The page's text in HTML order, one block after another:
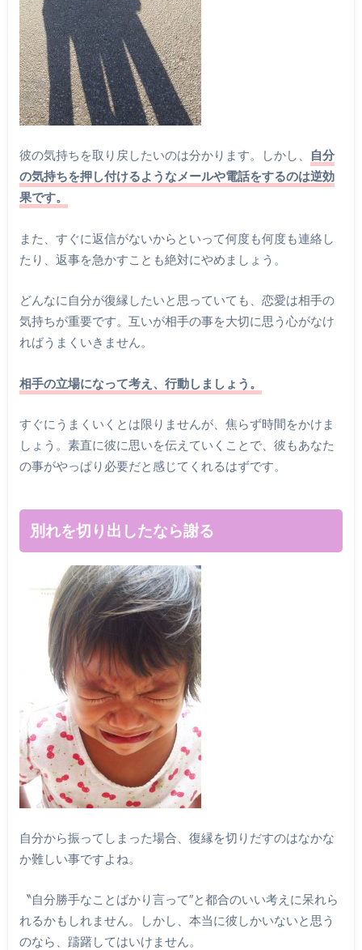
彼の気持ちを取り戻したいのは分かります。しかし、
自分
の気持ちを押し付けるようなメールや電話をするのは逆効
果です。
また、すぐに返信がないからといって何度も何度も連絡し
たり、返事を急かすことも絶対にやめましょう。
どんなに自分が復縁したいと思っていても、恋愛は相手の
気持ちが重要です。互いが相手の事を大切に思う心がなけ
ればうまくいきません。
相手の立場になって考え、行動しましょう。
すぐにうまくいくとは限りませんが、焦らず時間をかけま
しょう。素直に彼に思いを伝えていくことで、彼もあなた
の事がやっぱり必要だと感じてくれるはずです。
別れを切り出したなら謝る
自分から振ってしまった場合、復縁を切りだすのはなかな
か難しい事ですよね。
〝自分勝手なことばかり言って″と都合のいい考えに呆れら
れるかもしれません。しかし、本当に彼しかいないと思う
のなら、躊躇してはいけません。